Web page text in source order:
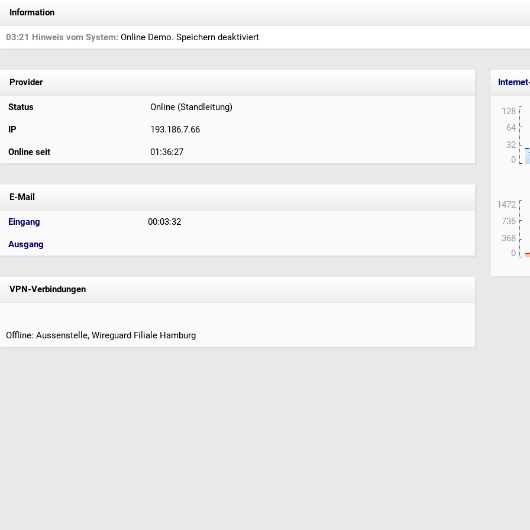
Information
03:21 Hinweis vom System: Online Demo. Speichern deaktiviert
Provider
Status Online (Standleitung)
IP 193.186.7.66
Online seit 01:36:27
E-Mail
Eingang 00:03:32
Ausgang
VPN-Verbindungen
Offline: Aussenstelle, Wireguard Filiale Hamburg
128
64
32
0
1472
736
368
0